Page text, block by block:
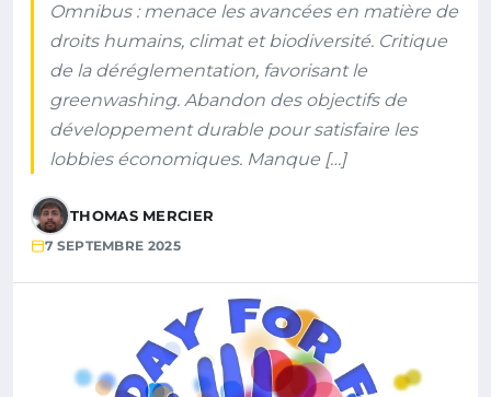
Omnibus : menace les avancées en matière de
droits humains, climat et biodiversité. Critique
de la déréglementation, favorisant le
greenwashing. Abandon des objectifs de
développement durable pour satisfaire les
lobbies économiques. Manque […]
THOMAS MERCIER
7 SEPTEMBRE 2025